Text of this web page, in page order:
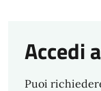
Accedi
Puoi